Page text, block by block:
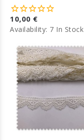
10,00 €
Availability: 7 In Stock